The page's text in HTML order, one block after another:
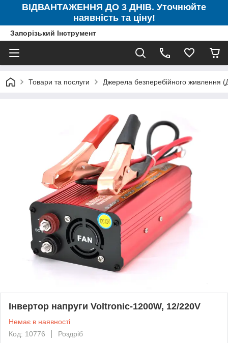
ВІДВАНТАЖЕННЯ ДО 3 ДНІВ. Уточнюйте
наявність та ціну!
Запорізький Інструмент
Товари та послуги Джерела безперебійного живлення
Інвертор напруги Voltronic-1200W, 12/220V
Немає в наявності
Код: 10776
Роздріб